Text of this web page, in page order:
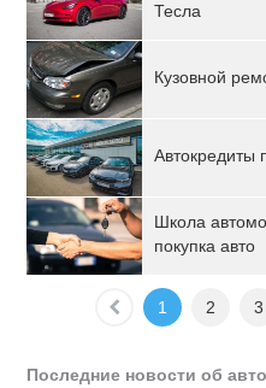
Тесла
Кузовной
Автокредиты
Школа
покупка авто
1 2 3
Последние новости об